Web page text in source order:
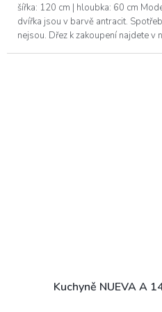
šířka: 120 cm | hloubka: 60 cm
dvířka jsou v barvě antracit.
nejsou. Dřez k zakoupení najdete v
Kuchyně NUEVA A